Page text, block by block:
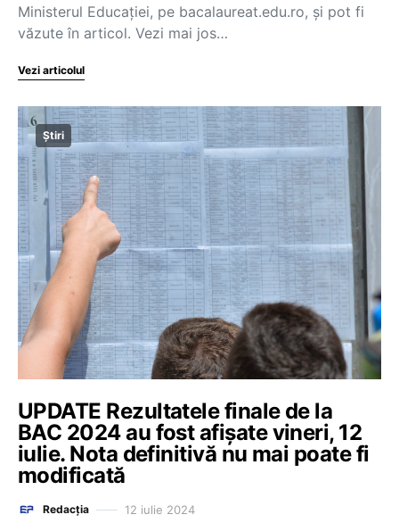
Ministerul Educației, pe bacalaureat.edu.ro, și pot fi
văzute în articol. Vezi mai jos…
Vezi articolul
Știri
UPDATE Rezultatele finale de la
BAC 2024 au fost afișate vineri, 12
iulie. Nota definitivă nu mai poate fi
modificată
Redacția 12 iulie 2024